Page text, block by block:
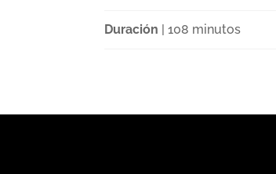
Duración | 108 minutos